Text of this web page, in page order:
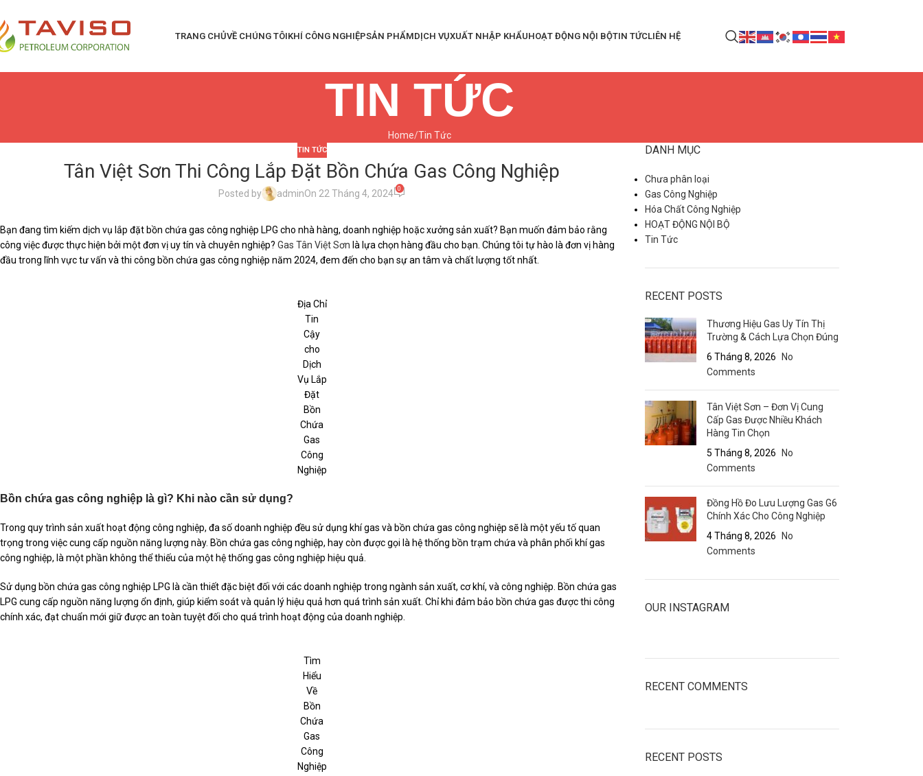
TRANG CHỦVỀ CHÚNG TÔIKHÍ CÔNG NGHIỆPSẢN PHẨMDỊCH VỤXUẤT NHẬP KHẨUHOẠT ĐỘNG NỘI BỘTIN TỨCLIÊN HỆ
TIN TỨC
Home Tin Tức
TIN TỨC
Tân Việt Sơn Thi Công Lắp Đặt Bồn Chứa Gas Công Nghiệp
Posted by adminOn 22 Tháng 4, 2024 0
Bạn đang tìm kiếm dịch vụ lắp đặt bồn chứa gas công nghiệp LPG cho nhà hàng, doanh nghiệp hoặc xưởng sản xuất? Bạn muốn đảm bảo rằng
công việc được thực hiện bởi một đơn vị uy tín và chuyên nghiệp? Gas Tân Việt Sơn là lựa chọn hàng đầu cho bạn. Chúng tôi tự hào là đơn vị hàng
đầu trong lĩnh vực tư vấn và thi công bồn chứa gas công nghiệp năm 2024, đem đến cho bạn sự an tâm và chất lượng tốt nhất.
Địa Chỉ
Tin
Cậy
cho
Dịch
Vụ Lắp
Đặt
Bồn
Chứa
Gas
Công
Nghiệp
Bồn chứa gas công nghiệp là gì? Khi nào cần sử dụng?
Trong quy trình sản xuất hoạt động công nghiệp, đa số doanh nghiệp đều sử dụng khí gas và bồn chứa gas công nghiệp sẽ là một yếu tố quan
trọng trong việc cung cấp nguồn năng lượng này. Bồn chứa gas công nghiệp, hay còn được gọi là hệ thống bồn trạm chứa và phân phối khí gas
công nghiệp, là một phần không thể thiếu của một hệ thống gas công nghiệp hiệu quả.
Sử dụng bồn chứa gas công nghiệp LPG là cần thiết đặc biệt đối với các doanh nghiệp trong ngành sản xuất, cơ khí, và công nghiệp. Bồn chứa gas
LPG cung cấp nguồn năng lượng ổn định, giúp kiểm soát và quản lý hiệu quả hơn quá trình sản xuất. Chỉ khi đảm bảo bồn chứa gas được thi công
chính xác, đạt chuẩn mới giữ được an toàn tuyệt đối cho quá trình hoạt động của doanh nghiệp.
Tìm
Hiểu
Về
Bồn
Chứa
Gas
Công
Nghiệp
DANH MỤC
Chưa phân loại
Gas Công Nghiệp
Hóa Chất Công Nghiệp
HOẠT ĐỘNG NỘI BỘ
Tin Tức
RECENT POSTS
Thương Hiệu Gas Uy Tín Thị
Trường & Cách Lựa Chọn Đúng
6 Tháng 8, 2026
No
Comments
Tân Việt Sơn – Đơn Vị Cung
Cấp Gas Được Nhiều Khách
Hàng Tin Chọn
5 Tháng 8, 2026
No
Comments
Đồng Hồ Đo Lưu Lượng Gas G6
Chính Xác Cho Công Nghiệp
4 Tháng 8, 2026
No
Comments
OUR INSTAGRAM
RECENT COMMENTS
RECENT POSTS